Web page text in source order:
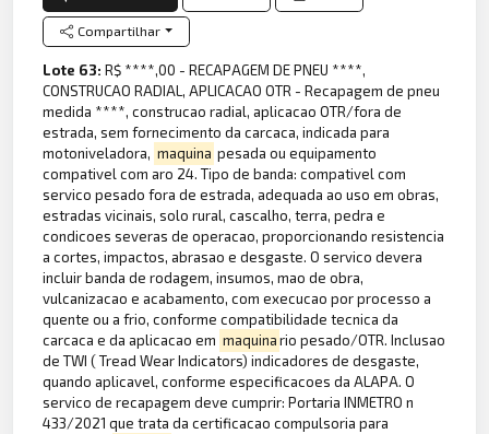
Compartilhar
Lote 63:R$ ****,00 - RECAPAGEM DE PNEU ****,
CONSTRUCAO RADIAL, APLICACAO OTR - Recapagem de pneu
medida ****, construcao radial, aplicacao OTR/fora de
estrada, sem fornecimento da carcaca, indicada para
motoniveladora, maquina pesada ou equipamento
compativel com aro 24. Tipo de banda: compativel com
servico pesado fora de estrada, adequada ao uso em obras,
estradas vicinais, solo rural, cascalho, terra, pedra e
condicoes severas de operacao, proporcionando resistencia
a cortes, impactos, abrasao e desgaste. O servico devera
incluir banda de rodagem, insumos, mao de obra,
vulcanizacao e acabamento, com execucao por processo a
quente ou a frio, conforme compatibilidade tecnica da
carcaca e da aplicacao em maquinario pesado/OTR. Inclusao
de TWI ( Tread Wear Indicators) indicadores de desgaste,
quando aplicavel, conforme especificacoes da ALAPA. O
servico de recapagem deve cumprir: Portaria INMETRO n
433/2021 que trata da certificacao compulsoria para